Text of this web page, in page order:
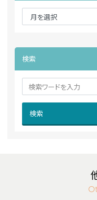
検索
検索